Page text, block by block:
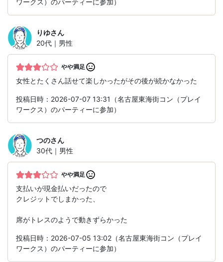
ワークス）のパーティーに参加）
りゆさん
20代｜男性
やや満足
女性とたくさん話せて楽しかったがその後が続かなかった
投稿日時：2026-07-07 13:31（名古屋東海街コン（プレイ
ワークス）のパーティーに参加）
つのさん
30代｜男性
やや満足
支払いが現金払いだったので
クレジットでしまかった、
席がトレスのようで動きずらかった
投稿日時：2026-07-05 13:02（名古屋東海街コン（プレイ
ワークス）のパーティーに参加）